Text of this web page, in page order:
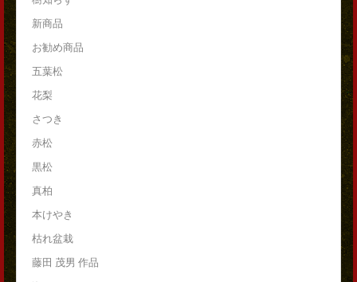
新商品
お勧め商品
五葉松
花梨
さつき
赤松
黒松
真柏
本けやき
枯れ盆栽
藤田 茂男 作品